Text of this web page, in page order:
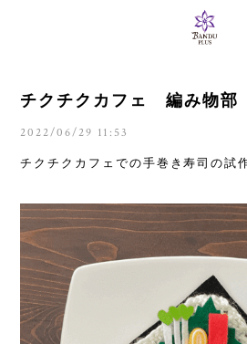
チクチクカフェ 編み物部
2022/06/29 11:53
チクチクカフェでの手巻き寿司の試